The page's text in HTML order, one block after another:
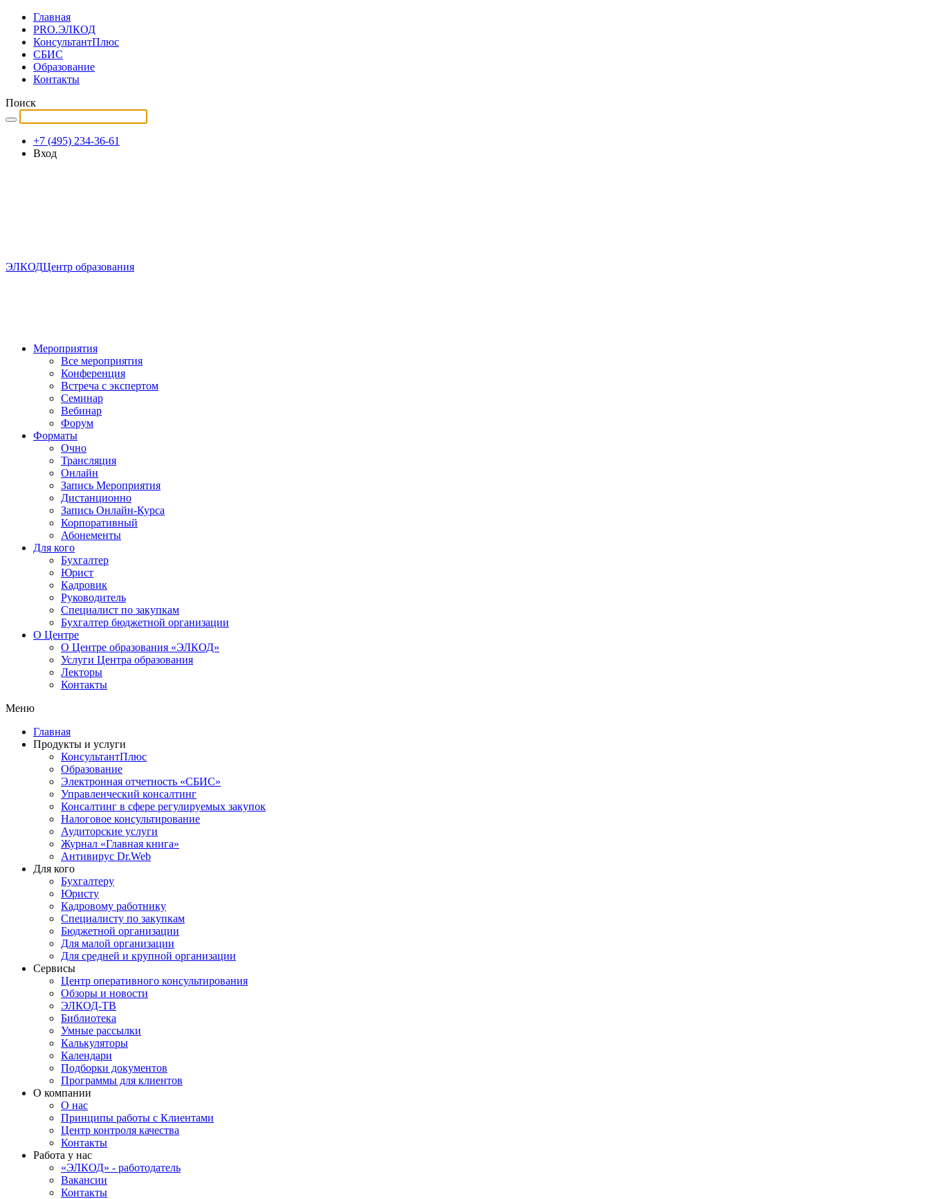
Главная
PRO.ЭЛКОД
КонсультантПлюс
СБИС
Образование
Контакты
Поиск
+7 (495) 234-36-61
Вход
ЭЛКОДЦентр образования
Мероприятия
Все мероприятия
Конференция
Встреча с экспертом
Семинар
Вебинар
Форум
Форматы
Очно
Трансляция
Онлайн
Запись Мероприятия
Дистанционно
Запись Онлайн-Курса
Корпоративный
Абонементы
Для кого
Бухгалтер
Юрист
Кадровик
Руководитель
Специалист по закупкам
Бухгалтер бюджетной организации
О Центре
О Центре образования «ЭЛКОД»
Услуги Центра образования
Лекторы
Контакты
Меню
Главная
Продукты и услуги
КонсультантПлюс
Образование
Электронная отчетность «СБИС»
Управленческий консалтинг
Консалтинг в сфере регулируемых закупок
Налоговое консультирование
Аудиторские услуги
Журнал «Главная книга»
Антивирус Dr.Web
Для кого
Бухгалтеру
Юристу
Кадровому работнику
Специалисту по закупкам
Бюджетной организации
Для малой организации
Для средней и крупной организации
Сервисы
Центр оперативного консультирования
Обзоры и новости
ЭЛКОД-ТВ
Библиотека
Умные рассылки
Калькуляторы
Календари
Подборки документов
Программы для клиентов
О компании
О нас
Принципы работы с Клиентами
Центр контроля качества
Контакты
Работа у нас
«ЭЛКОД» - работодатель
Вакансии
Контакты